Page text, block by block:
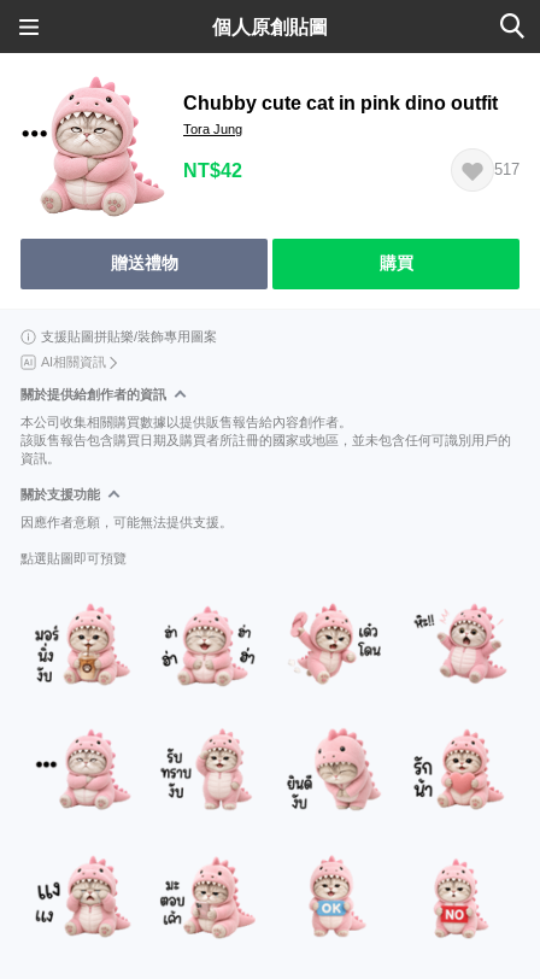
個人原創貼圖
Chubby cute cat in pink dino outfit
Tora Jung
NT$42 517
贈送禮物 購買
支援貼圖拼貼樂/裝飾專用圖案
AI相關資訊
關於提供給創作者的資訊
本公司收集相關購買數據以提供販售報告給內容創作者。
該販售報告包含購買日期及購買者所註冊的國家或地區，並未包含任何可識別用戶的
資訊。
關於支援功能
因應作者意願，可能無法提供支援。
點選貼圖即可預覽